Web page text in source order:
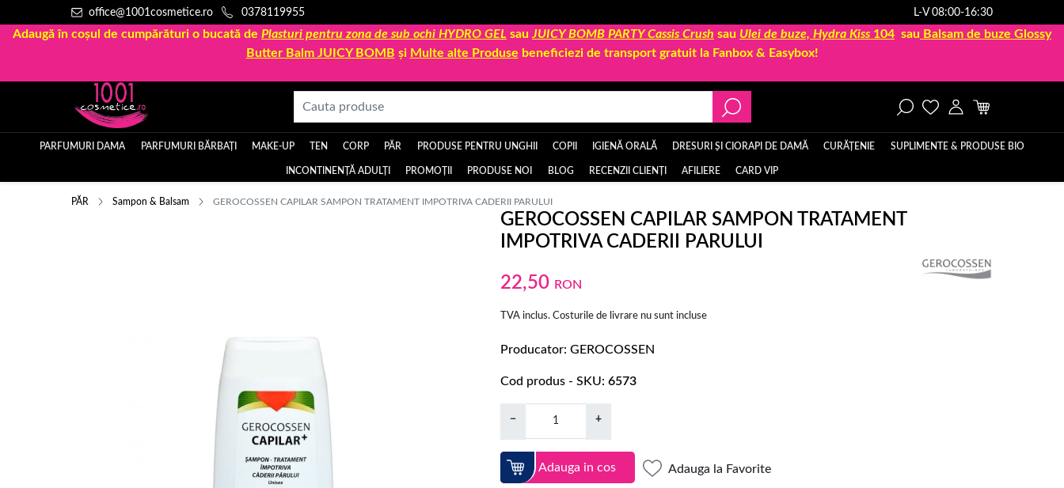
office@1001cosmetice.ro 0378119955 L-V 08:00-16:30
Adaugă în coșul de cumpărături o bucată de Plasturi pentru zona de sub ochi HYDRO GEL sau JUICY BOMB PARTY Cassis Crush sau Ulei de buze, Hydra Kiss 104 sau Balsam de buze Glossy
Butter Balm JUICY BOMB și Multe alte Produse beneficiezi de transport gratuit la Fanbox & Easybox!
PARFUMURI DAMA PARFUMURI BĂRBAȚI MAKE-UP TEN CORP PĂR PRODUSE PENTRU UNGHII COPII IGIENĂ ORALĂ DRESURI ȘI CIORAPI DE DAMĂ CURĂȚENIE SUPLIMENTE & PRODUSE BIO
INCONTINENȚĂ ADULȚI PROMOȚII PRODUSE NOI BLOG RECENZII CLIENȚI AFILIERE CARD VIP
PĂR Sampon & Balsam GEROCOSSEN CAPILAR SAMPON TRATAMENT IMPOTRIVA CADERII PARULUI
GEROCOSSEN CAPILAR SAMPON TRATAMENT
IMPOTRIVA CADERII PARULUI
22,50 RON
TVA inclus. Costurile de livrare nu sunt incluse
Producator GEROCOSSEN
Cod produs - SKU 6573
− +
Adauga in cos Adauga la Favorite